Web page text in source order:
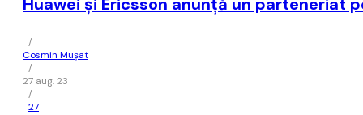
/
Cosmin Mușat
/
27 aug. 23
/
27